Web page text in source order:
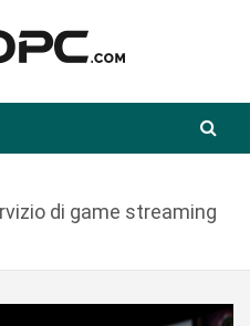
di game streaming